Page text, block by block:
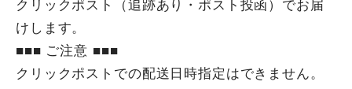
クリックポスト（追跡あり・ポスト投函）でお届
けします。
■■■ ご注意 ■■■
クリックポストでの配送日時指定はできません。